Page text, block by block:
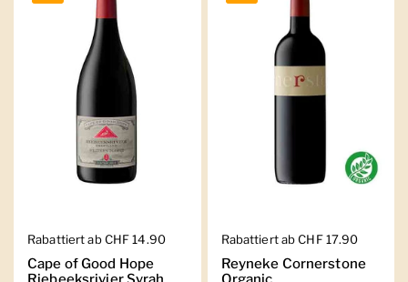
Regulärer Preis
Rabattiert ab CHF 14.90
Cape of Good Hope
Regulärer Preis
Rabattiert ab CHF 17.90
Reyneke Cornerstone